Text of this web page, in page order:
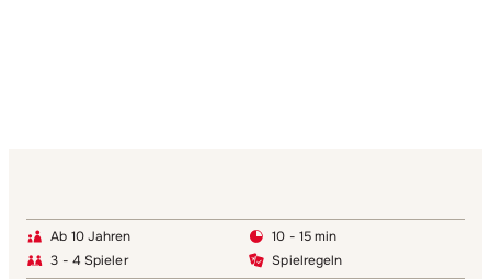
Ab 10 Jahren
10 - 15 min
3 - 4 Spieler
Spielregeln